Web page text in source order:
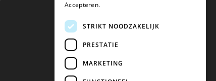
Accepteren.
STRIKT NOODZAKELIJK
PRESTATIE
MARKETING